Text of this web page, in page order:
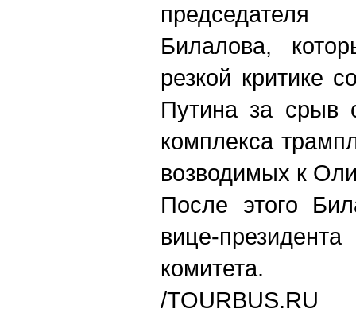
Билалова,
резкой критике
Путина за срыв
комплекса
возводимых к
После этого
вице-
комитета.
/TOURBUS.RU